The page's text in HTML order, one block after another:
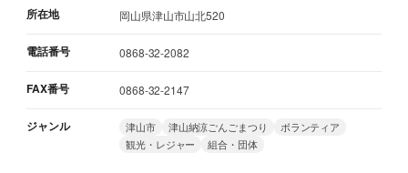
所在地 岡山県津山市山北520
電話番号 0868-32-2082
FAX番号 0868-32-2147
ジャンル 津山市 津山納涼ごんごまつり
ボランティア
観光・レジャー
組合・団体